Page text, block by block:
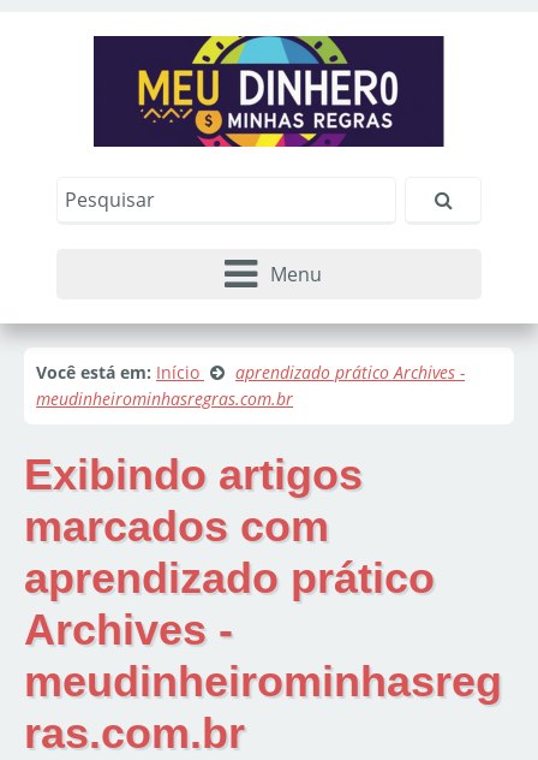
Menu
Você está em: Início
aprendizado prático Archives -
meudinheirominhasregras.com.br
Exibindo artigos
marcados com
aprendizado prático
Archives -
meudinheirominhasreg
ras.com.br